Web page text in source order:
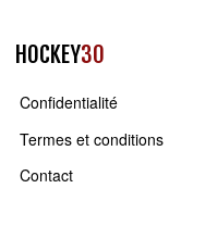
HOCKEY30
Confidentialité
Termes et conditions
Contact